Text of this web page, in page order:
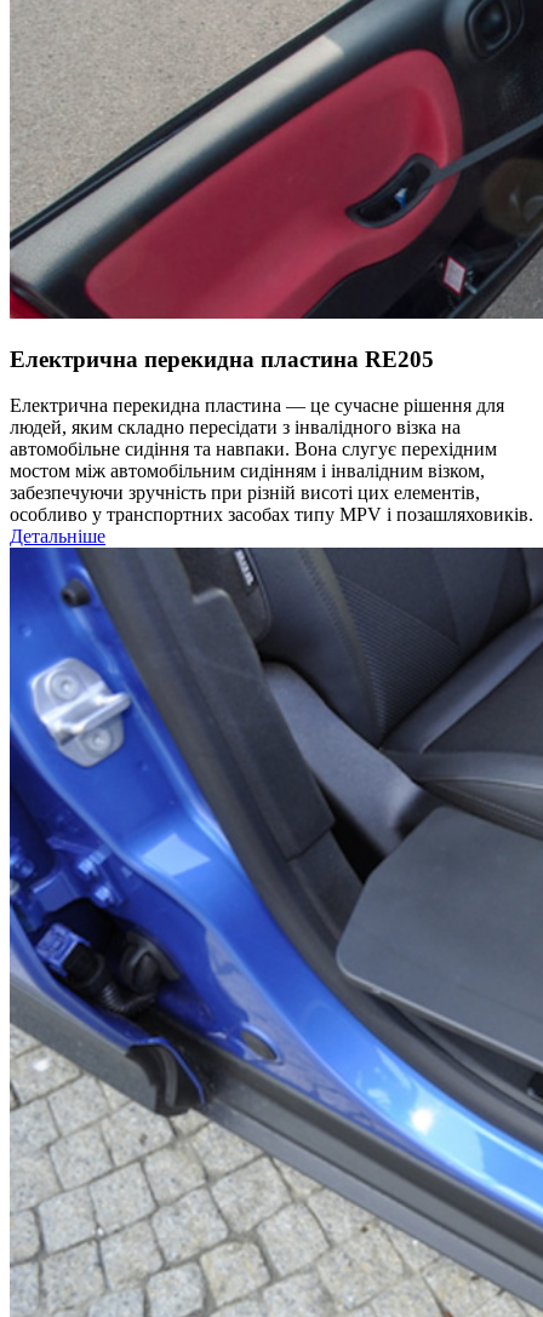
Електрична перекидна пластина RE205
Електрична перекидна пластина — це сучасне рішення для
людей, яким складно пересідати з інвалідного візка на
автомобільне сидіння та навпаки. Вона слугує перехідним
мостом між автомобільним сидінням і інвалідним візком,
забезпечуючи зручність при різній висоті цих елементів,
особливо у транспортних засобах типу MPV і позашляховиків.
Детальніше